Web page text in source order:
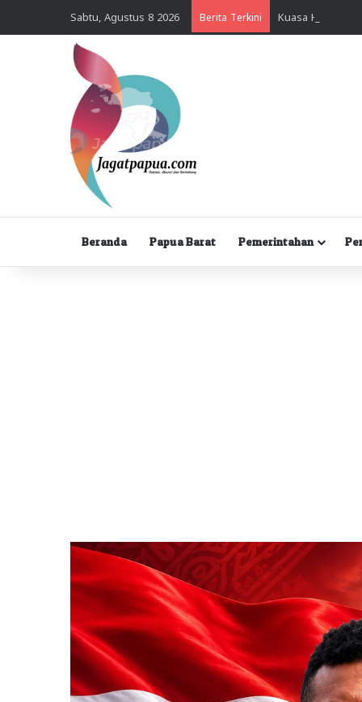
Sabtu, Agustus 8 2026 Berita Terkini
Beranda Papua Barat Pemerintahan